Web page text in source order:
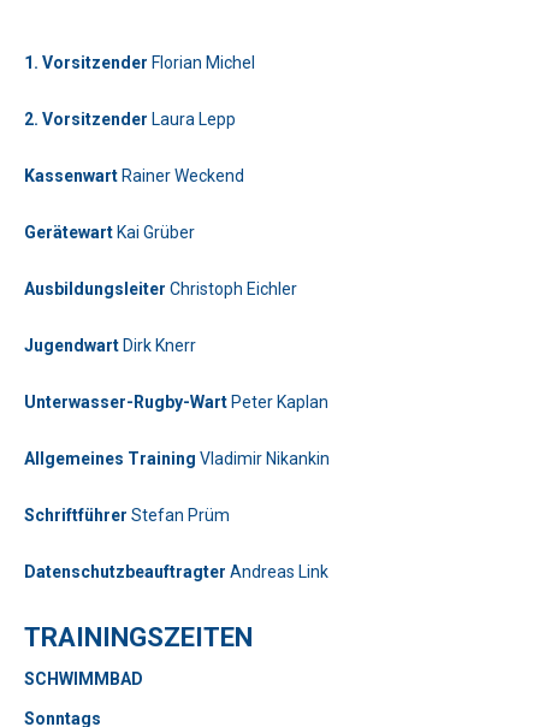
1. Vorsitzender Florian Michel
Haus.
2. Vorsitzender Laura Lepp
Haus.
KassenwartRainer Weckend
Herz.
GerätewartKai Grüber
Bitte lasse dieses Feld leer.
Bitte beweise, dass du kein Spambot bist und wähle das Symbol
Ausbildungsleiter Christoph Eichler
JugendwartDirk Knerr
Unterwasser-Rugby-WartPeter Kaplan
Allgemeines Training Vladimir Nikankin
Schriftführer Stefan Prüm
Datenschutzbeauftragter Andreas Link
TRAININGSZEITEN
SCHWIMMBAD
Sonntags